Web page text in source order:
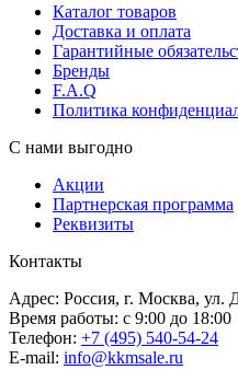
Каталог товаров
Доставка и оплата
Гарантийные
Бренды
F.A.Q
Политика
С нами выгодно
Акции
Партнерская программа
Реквизиты
Контакты
Адрес: Россия, г. Москва, ул.
Время работы: с 9:00 до 18:00
Телефон: +7 (495) 540-54-24
E-mail: info@kkmsale.ru